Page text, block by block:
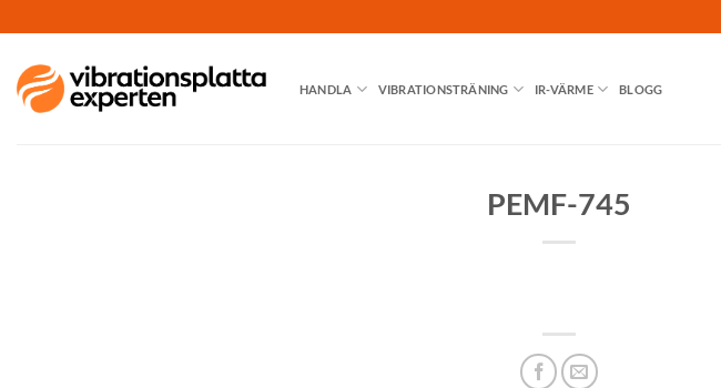
to
content
HANDLA VIBRATIONSTRÄNING IR-VÄRME BLOGG
PEMF-745